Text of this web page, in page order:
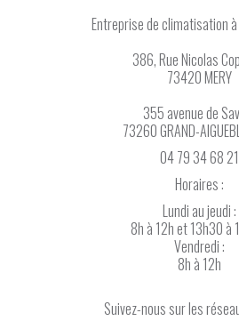
Entreprise de climatisation
386, Rue Nicolas
73420 MERY
355 avenue de
73260 GRAND-
04 79 34 68 21
Horaires :
Lundi au jeudi :
8h à 12h et 13h30 à
Vendredi :
8h à 12h
Suivez-nous sur les